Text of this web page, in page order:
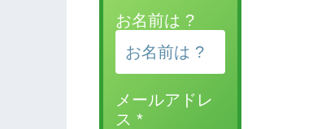
お名前は ?
メールアドレ
ス *